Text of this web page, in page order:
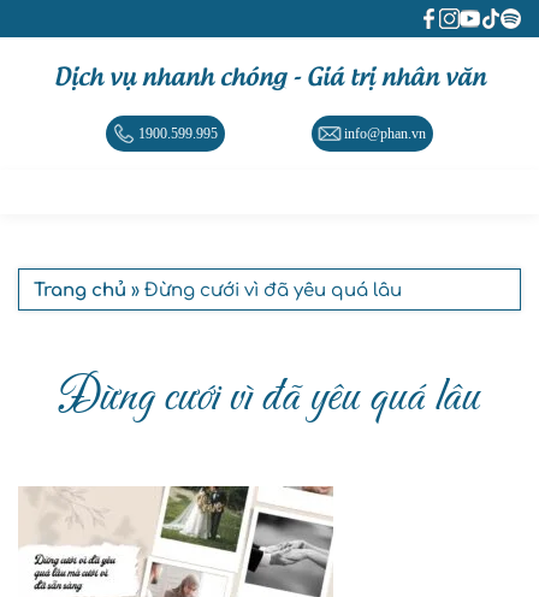
Dịch vụ nhanh chóng - Giá trị nhân văn
1900.599.995 info@phan.vn
Trang chủ » Đừng cưới vì đã yêu quá lâu
Đừng cưới vì đã yêu quá lâu